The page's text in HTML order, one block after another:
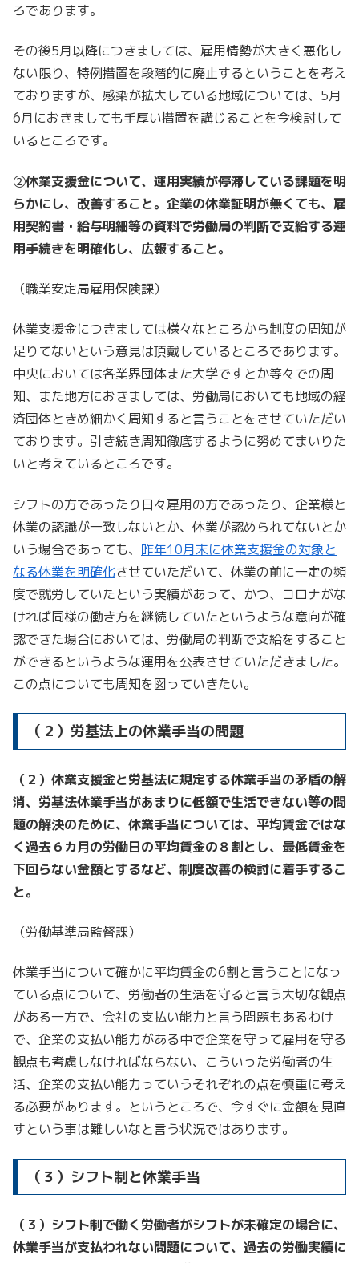
ろであります。
その後5月以降につきましては、雇用情勢が大きく悪化し
ない限り、特例措置を段階的に廃止するということを考え
ておりますが、感染が拡大している地域については、5月
6月におきましても手厚い措置を講じることを今検討して
いるところです。
②休業支援金について、運用実績が停滞している課題を明
らかにし、改善すること。企業の休業証明が無くても、雇
用契約書・給与明細等の資料で労働局の判断で支給する運
用手続きを明確化し、広報すること。
（職業安定局雇用保険課）
休業支援金につきましては様々なところから制度の周知が
足りてないという意見は頂戴しているところであります。
中央においては各業界団体また大学ですとか等々での周
知、また地方におきましては、労働局においても地域の経
済団体ときめ細かく周知すると言うことをさせていただい
ております。引き続き周知徹底するように努めてまいりた
いと考えているところです。
シフトの方であったり日々雇用の方であったり、企業様と
休業の認識が一致しないとか、休業が認められてないとか
いう場合であっても、 昨年10月末に休業支援金の対象と
なる休業を明確化させていただいて、休業の前に一定の頻
度で就労していたという実績があって、かつ、コロナがな
ければ同様の働き方を継続していたというような意向が確
認できた場合においては、労働局の判断で支給をすること
ができるというような運用を公表させていただきました。
この点についても周知を図っていきたい。
（２）労基法上の休業手当の問題
（２）休業支援金と労基法に規定する休業手当の矛盾の解
消、労基法休業手当があまりに低額で生活できない等の問
題の解決のために、休業手当については、平均賃金ではな
く過去６カ月の労働日の平均賃金の８割とし、最低賃金を
下回らない金額とするなど、制度改善の検討に着手するこ
と。
（労働基準局監督課）
休業手当について確かに平均賃金の6割と言うことになっ
ている点について、労働者の生活を守ると言う大切な観点
がある一方で、会社の支払い能力と言う問題もあるわけ
で、企業の支払い能力がある中で企業を守って雇用を守る
観点も考慮しなければならない、こういった労働者の生
活、企業の支払い能力っていうそれぞれの点を慎重に考え
る必要があります。というところで、今すぐに金額を見直
すという事は難しいなと言う状況ではあります。
（３）シフト制と休業手当
（３）シフト制で働く労働者がシフトが未確定の場合に、
休業手当が支払われない問題について、過去の労働実績に